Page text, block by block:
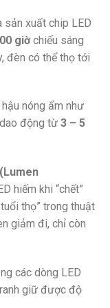
sản xuất chip LED
giờchiếu sáng
đèn có thể thọ tới
nóng ẩm như
động từ 3 – 5
hiếm khi “chết”
thọ” trong thuật
giảm đi, chỉ còn
các dòng LED
giữ được độ